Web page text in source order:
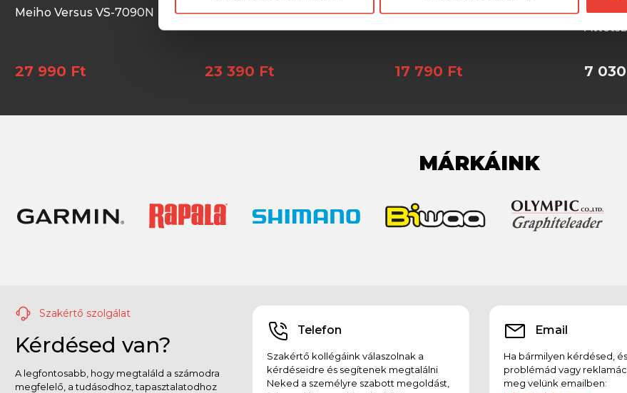
Meiho Versus VS-7090N
27 990 Ft
Meiho Versus VS-7070N
23 390 Ft
Meiho Versus VS-7055N
17 790 Ft
Meiho
7
MÁRKÁINK
Szakértő szolgálat
Kérdésed van?
A legfontosabb, hogy megtaláld a számodra
megfelelő, a tudásodhoz, tapasztalatodhoz
Telefon
Szakértő kollégáink válaszolnak a
kérdéseidre és segítenek megtalálni
Neked a személyre szabott megoldást,
Email
Ha bármilyen kérdésed,
problémád vagy
meg velünk emailben: